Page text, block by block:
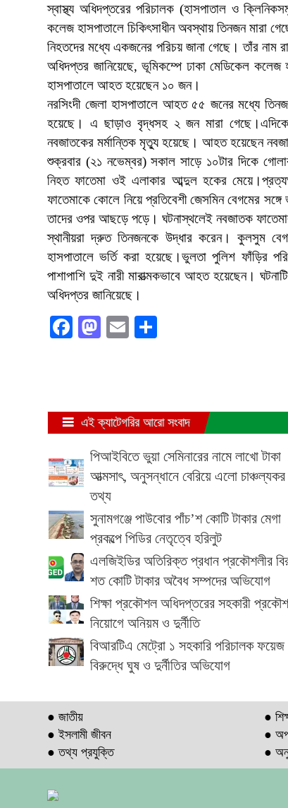
স্বাস্থ্য অধিদপ্তরের পরিচালক (হাসপাতাল ও
কলেজ হাসপাতালে চিকিৎসাধীন অবস্থায় তিনজন মারা
নিহতদের মধ্যে একজনের পরিচয় জানা গেছে। তাঁর নাম
অধিদপ্তর জানিয়েছে, ভূমিকম্পে ঢাকা মেডিকেল
হাসপাতালে আহত হয়েছেন ১০ জন।
নরসিংদী জেলা হাসপাতালে আহত ৫৫ জনের মধ্যে
হয়েছে। এ ছাড়াও বৃদ্ধসহ ২ জন মারা গেছে।এদিকে
নবজাতকের মর্মান্তিক মৃত্যু হয়েছে। আহত হয়েছেন
শুক্রবার (২১ নভেম্বর) সকাল সাড়ে ১০টার দিকে
নিহত ফাতেমা ওই এলাকার আব্দুল হকের
ফাতেমাকে কোলে নিয়ে প্রতিবেশী জেসমিন বেগমের
তাদের ওপর আছড়ে পড়ে। ঘটনাস্থলেই নবজাতক
স্থানীয়রা দ্রুত তিনজনকে উদ্ধার করেন। কুলসুম
হাসপাতালে ভর্তি করা হয়েছে।ভুলতা পুলিশ ফাঁড়ির
পাশাপাশি দুই নারী মারাত্মকভাবে আহত হয়েছেন।
অধিদপ্তর জানিয়েছে।
Facebook
Mastodon
Email
এই ক্যাটেগরির আরো সংবাদ
পিআইবিতে ভুয়া সেমিনারের নামে লাখো টাকা
আত্মসাৎ, অনুসন্ধানে বেরিয়ে এলো চাঞ্চল্যকর
তথ্য
সুনামগঞ্জে পাউবোর পাঁচ’শ কোটি টাকার মেগা
প্রকল্পে পিডির নেতৃত্বে হরিলুট
এলজিইডির অতিরিক্ত প্রধান প্রকৌশলীর
শত কোটি টাকার অবৈধ সম্পদের অভিযোগ
শিক্ষা প্রকৌশল অধিদপ্তরের সহকারী
নিয়োগে অনিয়ম ও দুর্নীতি
বিআরটিএ মেট্রো ১ সহকারি পরিচালক
বিরুদ্ধে ঘুষ ও দুর্নীতির অভিযোগ
● জাতীয়
● ইসলামী জীবন
● তথ্য প্রযুক্তি
●
●
●